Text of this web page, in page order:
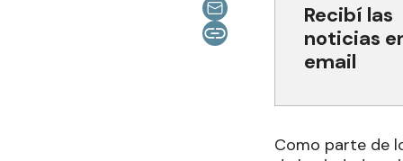
Recibí las
noticias
email
Como parte de